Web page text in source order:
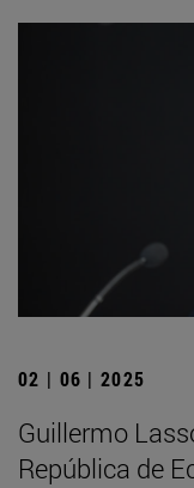
02 | 06 | 2025
Guillermo
República de